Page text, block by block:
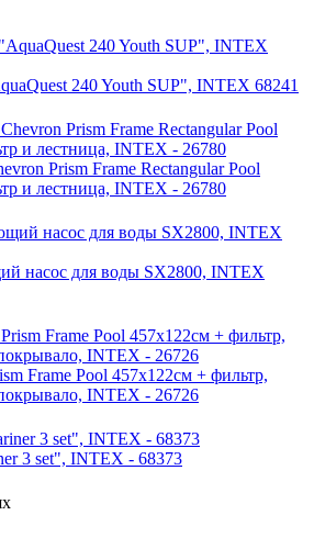
240 Youth SUP", INTEX 68241
Prism Frame Rectangular Pool
и лестница, INTEX - 26780
насос для воды SX2800, INTEX
Frame Pool 457х122см + фильтр,
INTEX - 26726
3 set", INTEX - 68373